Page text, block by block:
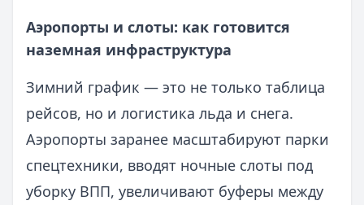
Аэропорты и слоты: как готовится
наземная инфраструктура
Зимний график — это не только таблица
рейсов, но и логистика льда и снега.
Аэропорты заранее масштабируют парки
спецтехники, вводят ночные слоты под
уборку ВПП, увеличивают буферы между